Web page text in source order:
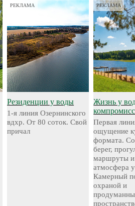
РЕКЛАМА
Резиденции у воды
1-я линия Озернинского
вдхр. От 80 соток. Свой
причал
РЕКЛАМА
Жизнь у
Первая
ощущение
формата.
берег,
маршруты и
атмосфера
Камерный
охраной и